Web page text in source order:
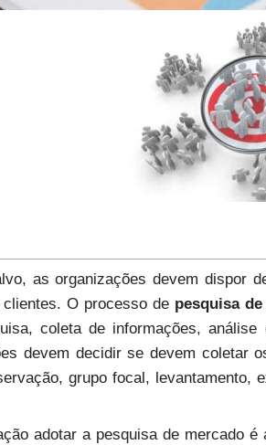
as organizações devem dispor
O processo de pesquisa
coleta de informações,
devem decidir se devem coletar
grupo focal,
adotar a pesquisa de mercado